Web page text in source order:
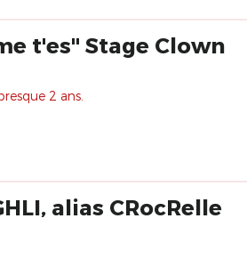
t'es" Stage Clown
2 ans.
alias CRocRelle